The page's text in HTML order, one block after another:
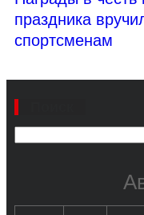
праздника
спортсменам